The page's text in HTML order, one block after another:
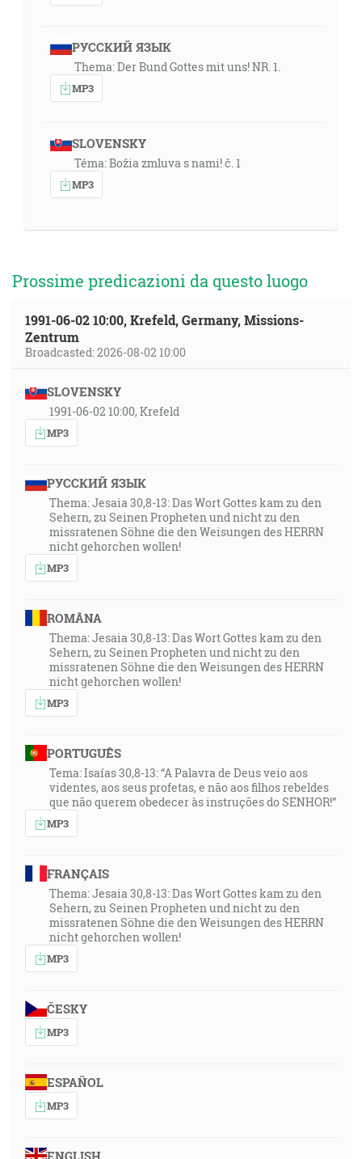
РУССКИЙ ЯЗЫК
Thema: Der Bund Gottes mit uns! NR. 1.
MP3
SLOVENSKY
Téma: Božia zmluva s nami! č. 1
MP3
Prossime predicazioni da questo luogo
1991-06-02 10:00, Krefeld, Germany, Missions-
Zentrum
Broadcasted: 2026-08-02 10:00
SLOVENSKY
1991-06-02 10:00, Krefeld
MP3
РУССКИЙ ЯЗЫК
Thema: Jesaia 30,8-13: Das Wort Gottes kam zu den
Sehern, zu Seinen Propheten und nicht zu den
missratenen Söhne die den Weisungen des HERRN
nicht gehorchen wollen!
MP3
ROMÂNA
Thema: Jesaia 30,8-13: Das Wort Gottes kam zu den
Sehern, zu Seinen Propheten und nicht zu den
missratenen Söhne die den Weisungen des HERRN
nicht gehorchen wollen!
MP3
PORTUGUÊS
Tema: Isaías 30,8-13: “A Palavra de Deus veio aos
videntes, aos seus profetas, e não aos filhos rebeldes
que não querem obedecer às instruções do SENHOR!”
MP3
FRANÇAIS
Thema: Jesaia 30,8-13: Das Wort Gottes kam zu den
Sehern, zu Seinen Propheten und nicht zu den
missratenen Söhne die den Weisungen des HERRN
nicht gehorchen wollen!
MP3
ČESKY
MP3
ESPAÑOL
MP3
ENGLISH